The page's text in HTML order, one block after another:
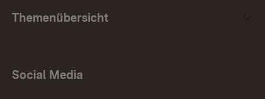
Themenübersicht
Social Media